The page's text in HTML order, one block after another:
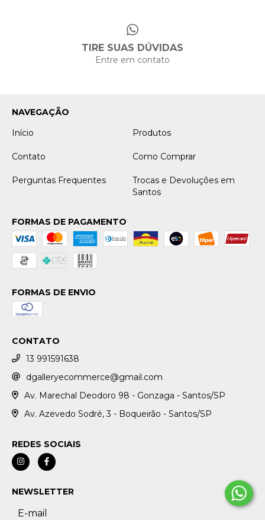
TIRE SUAS DÚVIDAS
Entre em contato
NAVEGAÇÃO
Início
Produtos
Contato Como Comprar
Perguntas Frequentes
Trocas e Devoluções em
Santos
FORMAS DE PAGAMENTO
FORMAS DE ENVIO
CONTATO
13 991591638
dgalleryecommerce@gmail.com
Av. Marechal Deodoro 98 - Gonzaga - Santos/SP
Av. Azevedo Sodré, 3 - Boqueirão - Santos/SP
REDES SOCIAIS
NEWSLETTER